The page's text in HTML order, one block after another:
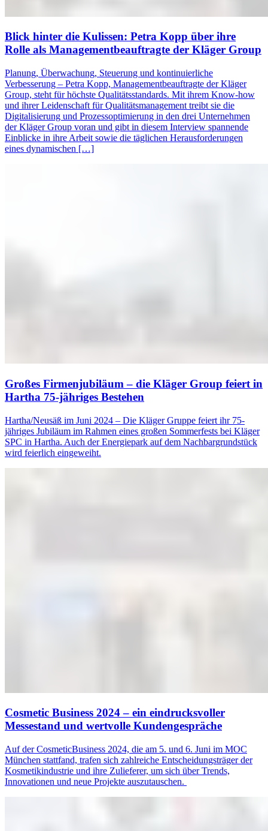
Blick hinter die Kulissen: Petra Kopp über ihre
Rolle als Managementbeauftragte der Kläger Group
Planung, Überwachung, Steuerung und kontinuierliche
Verbesserung – Petra Kopp, Managementbeauftragte der Kläger
Group, steht für höchste Qualitätsstandards. Mit ihrem Know-how
und ihrer Leidenschaft für Qualitätsmanagement treibt sie die
Digitalisierung und Prozessoptimierung in den drei Unternehmen
der Kläger Group voran und gibt in diesem Interview spannende
Einblicke in ihre Arbeit sowie die täglichen Herausforderungen
eines dynamischen […]
Großes Firmenjubiläum – die Kläger Group feiert in
Hartha 75-jähriges Bestehen
Hartha/Neusäß im Juni 2024 – Die Kläger Gruppe feiert ihr 75-
jähriges Jubiläum im Rahmen eines großen Sommerfests bei Kläger
SPC in Hartha. Auch der Energiepark auf dem Nachbargrundstück
wird feierlich eingeweiht.
Cosmetic Business 2024 – ein eindrucksvoller
Messestand und wertvolle Kundengespräche
Auf der CosmeticBusiness 2024, die am 5. und 6. Juni im MOC
München stattfand, trafen sich zahlreiche Entscheidungsträger der
Kosmetikindustrie und ihre Zulieferer, um sich über Trends,
Innovationen und neue Projekte auszutauschen.